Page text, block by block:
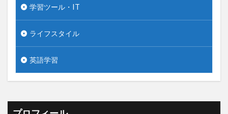
学習ツール・IT
ライフスタイル
英語学習